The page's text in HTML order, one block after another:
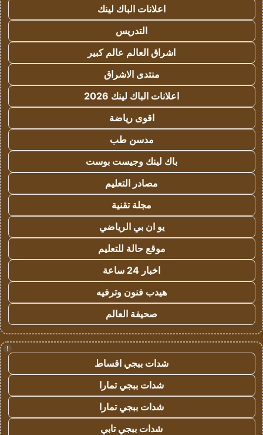
اعلانات الباك لينك
التدريس
اشراق العالم عالم كبير
منتدى الاشراق
اعلانات الباك لينك 2026
اقوى رياضة
مدسن طب
باك لينك وجيست بوست
مصادر التعليم
مجلة تقنية
يو ان بي الرياضي
موقع حالة للتعليم
اخبار 24 ساعة
هيدب فنون وترفيه
صحيفة العالم
!
شدات ببجي اقساط
شدات ببجي تمارا
شدات ببجي تمارا
شدات ببجي تابي